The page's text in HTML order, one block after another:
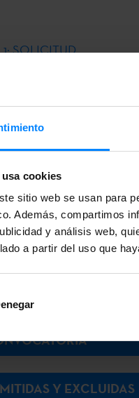
cookies
sitio web se usan para
Además, compartimos
y análisis web,
a partir del uso que
1: SOLICITUD
OBRAS ADMITIDAS Y
ADMITIDAS Y
SOLICITUD
Y EXCLUIDAS